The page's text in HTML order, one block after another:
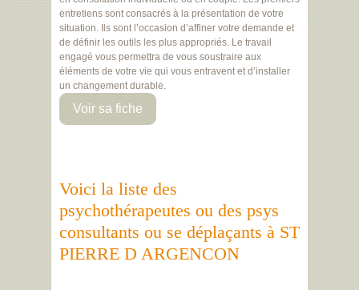
entretiens sont consacrés à la présentation de votre
situation. Ils sont l’occasion d’affiner votre demande et
de définir les outils les plus appropriés. Le travail
engagé vous permettra de vous soustraire aux
éléments de votre vie qui vous entravent et d’installer
un changement durable.
Voir sa fiche
Voici la liste des
psychothérapeutes ou des psys
consultants ou se déplaçants à ST
PIERRE D ARGENCON